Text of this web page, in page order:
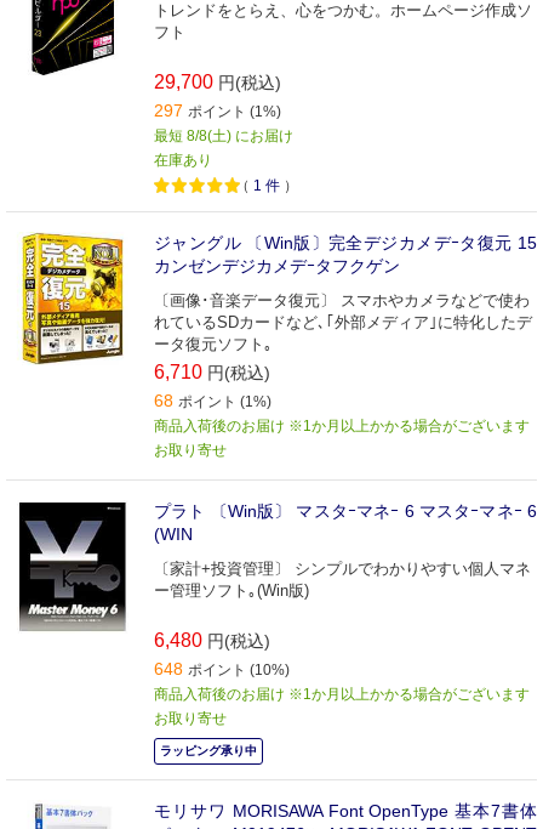
トレンドをとらえ、心をつかむ。ホームページ作成ソ
フト
29,700 円(税込)
297 ポイント (1%)
最短 8/8(土) にお届け
在庫あり
（ 1 件 ）
ジャングル 〔Win版〕完全デジカメデｰタ復元 15
カンゼンデジカメデｰタフクゲン
〔画像･音楽データ復元〕 スマホやカメラなどで使わ
れているSDカードなど､｢外部メディア｣に特化したデ
ータ復元ソフト｡
6,710 円(税込)
68 ポイント (1%)
商品入荷後のお届け ※1か月以上かかる場合がございます
お取り寄せ
プラト 〔Win版〕 マスタｰマネｰ 6 マスタｰマネｰ 6
(WIN
〔家計+投資管理〕 シンプルでわかりやすい個人マネ
ー管理ソフト｡(Win版)
6,480 円(税込)
648 ポイント (10%)
商品入荷後のお届け ※1か月以上かかる場合がございます
お取り寄せ
ラッピング承り中
モリサワ MORISAWA Font OpenType 基本7書体